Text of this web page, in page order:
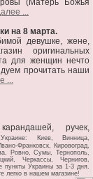
(Матерь Божья
...
на 8 марта.
девушке, жене,
оригинальных
для женщин нечто
прочитать наши
...
ручек,
Киев, Винница,
Франковск, Кировоград,
Ровно, Сумы, Тернополь,
Черкассы, Чернигов,
пункты Украины за 1-3 дня.
легко в нашем магазине!